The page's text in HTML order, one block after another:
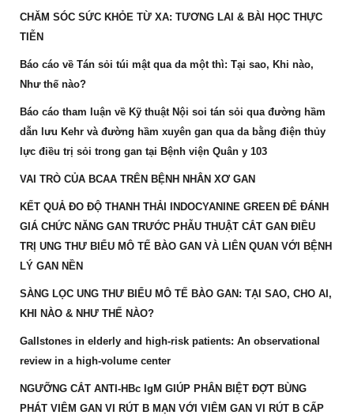
CHĂM SÓC SỨC KHỎE TỪ XA: TƯƠNG LAI & BÀI HỌC THỰC
TIỄN
Báo cáo về Tán sỏi túi mật qua da một thì: Tại sao, Khi nào,
Như thế nào?
Báo cáo tham luận về Kỹ thuật Nội soi tán sỏi qua đường hầm
dẫn lưu Kehr và đường hầm xuyên gan qua da bằng điện thủy
lực điều trị sỏi trong gan tại Bệnh viện Quân y 103
VAI TRÒ CỦA BCAA TRÊN BỆNH NHÂN XƠ GAN
KẾT QUẢ ĐO ĐỘ THANH THẢI INDOCYANINE GREEN ĐỂ ĐÁNH
GIÁ CHỨC NĂNG GAN TRƯỚC PHẪU THUẬT CẮT GAN ĐIỀU
TRỊ UNG THƯ BIỂU MÔ TẾ BÀO GAN VÀ LIÊN QUAN VỚI BỆNH
LÝ GAN NỀN
SÀNG LỌC UNG THƯ BIỂU MÔ TẾ BÀO GAN: TẠI SAO, CHO AI,
KHI NÀO & NHƯ THẾ NÀO?
Gallstones in elderly and high-risk patients: An observational
review in a high-volume center
NGƯỠNG CẮT ANTI-HBc IgM GIÚP PHÂN BIỆT ĐỢT BÙNG
PHÁT VIÊM GAN VI RÚT B MẠN VỚI VIÊM GAN VI RÚT B CẤP